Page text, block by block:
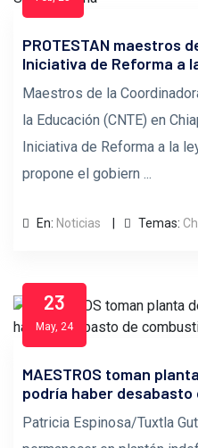
PROTESTAN maestros
Iniciativa de Reforma a
Maestros de la
la Educación (CNTE) en
Iniciativa de Reforma a la
propone el gobiern ...
En: Noticias Temas:
23
May, 24
MAESTROS toman
podría haber desabasto
Patricia Espinosa/Tuxtla